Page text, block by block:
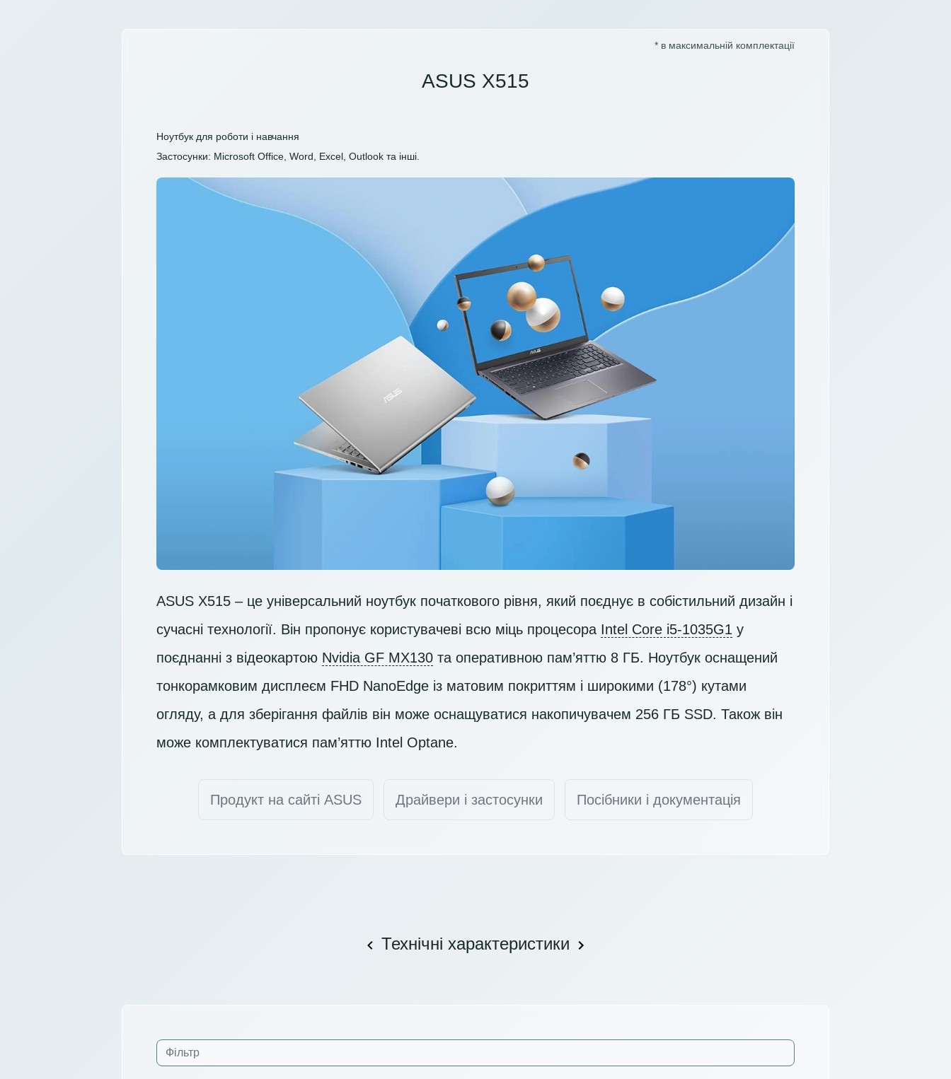
* в максимальній комплектації
ASUS X515
Ноутбук для роботи і навчання
Застосунки: Microsoft Office, Word, Excel, Outlook та інші.
ASUS X515 – це універсальний ноутбук початкового рівня, який поєднує в собістильний дизайн і
сучасні технології. Він пропонує користувачеві всю міць процесора Intel Core i5-1035G1 у
поєднанні з відеокартою Nvidia GF MX130 та оперативною пам’яттю 8 ГБ. Ноутбук оснащений
тонкорамковим дисплеєм FHD NanoEdge із матовим покриттям і широкими (178°) кутами
огляду, а для зберігання файлів він може оснащуватися накопичувачем 256 ГБ SSD. Також він
може комплектуватися пам’яттю Intel Optane.
Продукт на сайті ASUS Драйвери і застосунки Посібники і документація
Технічні характеристики